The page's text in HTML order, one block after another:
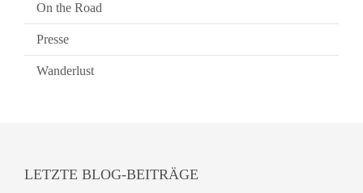
On the Road
Presse
Wanderlust
LETZTE BLOG-BEITRÄGE